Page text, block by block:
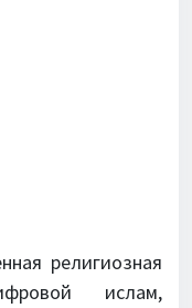
религиозная
ислам,